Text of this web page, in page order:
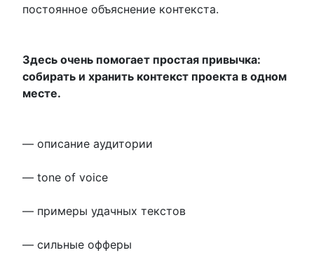
постоянное объяснение контекста.
Здесь очень помогает простая привычка:
собирать и хранить контекст проекта в одном
месте.
— описание аудитории
— tone of voice
— примеры удачных текстов
— сильные офферы